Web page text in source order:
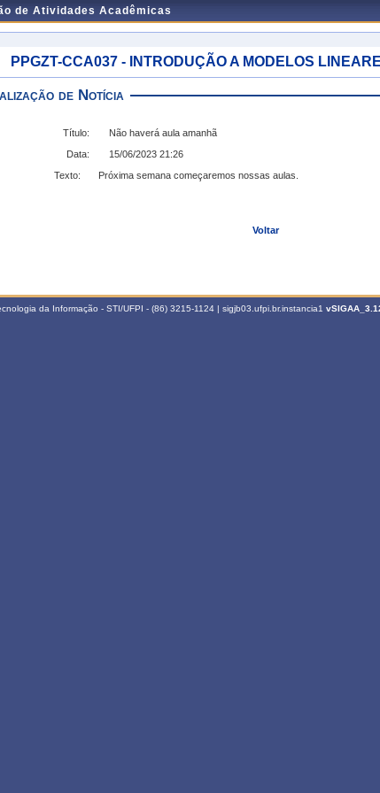
de Atividades Acadêmicas
PPGZT-CCA037 - INTRODUÇÃO A MODELOS
de Notícia
Título:
Não haverá aula amanhã
Data:
15/06/2023 21:26
Texto:
Próxima semana começaremos nossas aulas.
Voltar
da Informação - STI/UFPI - (86) 3215-1124 | sigjb03.ufpi.br.instancia1